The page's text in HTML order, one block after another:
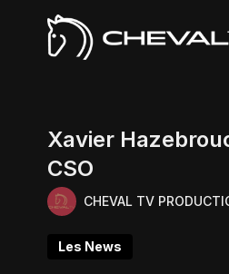
Xavier
CSO
CHEVAL TV
Les News